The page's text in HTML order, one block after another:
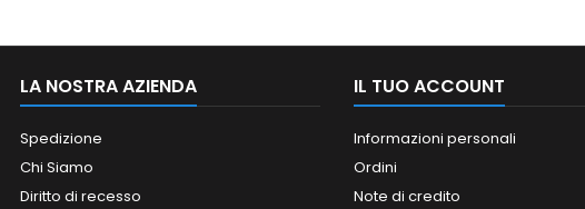
LA NOSTRA AZIENDA
Spedizione
Chi Siamo
Diritto di recesso
IL TUO ACCOUNT
Informazioni personali
Ordini
Note di credito